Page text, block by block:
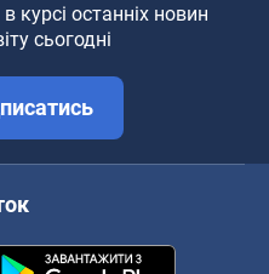
курсі останніх новин
сьогодні